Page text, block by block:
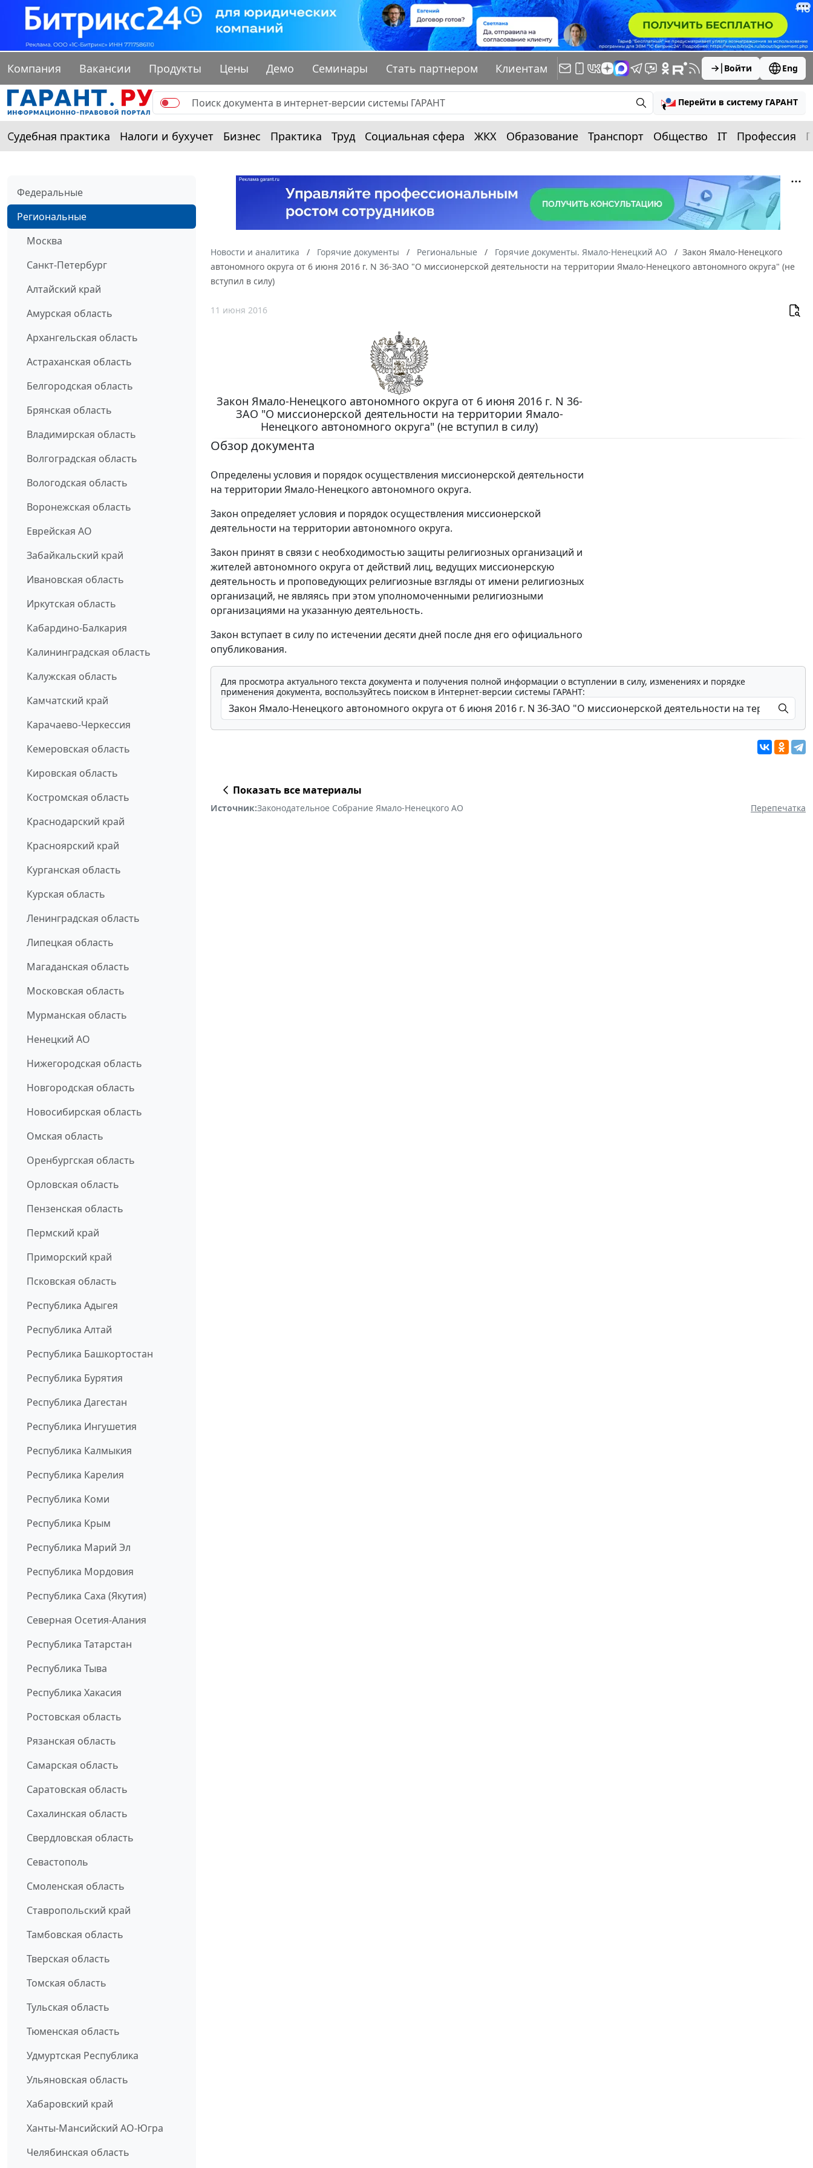
Компания Вакансии Продукты Цены Демо Семинары Стать партнером Клиентам Войти Eng
Перейти в систему ГАРАНТ
Судебная практика Налоги и бухучет Бизнес Практика Труд Социальная сфера ЖКХ Образование Транспорт Общество IT Профессия
Федеральные
Региональные
Москва
Санкт-Петербург
Алтайский край
Амурская область
Архангельская область
Астраханская область
Белгородская область
Брянская область
Владимирская область
Волгоградская область
Вологодская область
Воронежская область
Еврейская АО
Забайкальский край
Ивановская область
Иркутская область
Кабардино-Балкария
Калининградская область
Калужская область
Камчатский край
Карачаево-Черкессия
Кемеровская область
Кировская область
Костромская область
Краснодарский край
Красноярский край
Курганская область
Курская область
Ленинградская область
Липецкая область
Магаданская область
Московская область
Мурманская область
Ненецкий АО
Нижегородская область
Новгородская область
Новосибирская область
Омская область
Оренбургская область
Орловская область
Пензенская область
Пермский край
Приморский край
Псковская область
Республика Адыгея
Республика Алтай
Республика Башкортостан
Республика Бурятия
Республика Дагестан
Республика Ингушетия
Республика Калмыкия
Республика Карелия
Республика Коми
Республика Крым
Республика Марий Эл
Республика Мордовия
Республика Саха (Якутия)
Северная Осетия-Алания
Республика Татарстан
Республика Тыва
Республика Хакасия
Ростовская область
Рязанская область
Самарская область
Саратовская область
Сахалинская область
Свердловская область
Севастополь
Смоленская область
Ставропольский край
Тамбовская область
Тверская область
Томская область
Тульская область
Тюменская область
Удмуртская Республика
Ульяновская область
Хабаровский край
Ханты-Мансийский АО-Югра
Челябинская область
Новости и аналитика Горячие документы Региональные Горячие документы. Ямало-Ненецкий АО
Закон Ямало-Ненецкого
автономного округа от 6 июня 2016 г. N 36-ЗАО "О миссионерской деятельности на территории Ямало-Ненецкого автономного округа" (не
вступил в силу)
11 июня 2016
Закон Ямало-Ненецкого автономного округа от 6 июня 2016 г. N 36-
ЗАО "О миссионерской деятельности на территории Ямало-
Ненецкого автономного округа" (не вступил в силу)
Обзор документа
Определены условия и порядок осуществления миссионерской деятельности
на территории Ямало-Ненецкого автономного округа.
Закон определяет условия и порядок осуществления миссионерской
деятельности на территории автономного округа.
Закон принят в связи с необходимостью защиты религиозных организаций и
жителей автономного округа от действий лиц, ведущих миссионерскую
деятельность и проповедующих религиозные взгляды от имени религиозных
организаций, не являясь при этом уполномоченными религиозными
организациями на указанную деятельность.
Закон вступает в силу по истечении десяти дней после дня его официального
опубликования.
Для просмотра актуального текста документа и получения полной информации о вступлении в силу, изменениях и порядке
применения документа, воспользуйтесь поиском в Интернет-версии системы ГАРАНТ:
Показать все материалы
Источник:Законодательное Собрание Ямало-Ненецкого АО Перепечатка